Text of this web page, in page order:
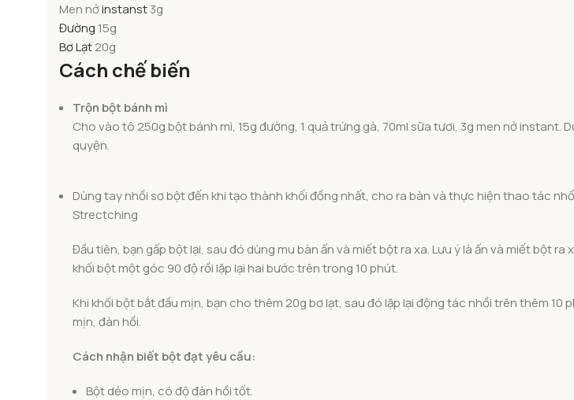
Men nởinstanst3g
Đường 15g
Bơ Lạt20g
Cách chế biến
Trộn bột bánh mì
Cho vào tô 250g bột bánh mì, 15g đường, 1 quả trứng gà, 70ml sữa tươi, 3g men nở instant.
quyện.
Dùng tay nhồi sơ bột đến khi tạo thành khối đồng nhất, cho ra bàn và thực hiện thao tác
Strectching
Đầu tiên, bạn gấp bột lại, sau đó dùng mu bàn ấn và miết bột ra xa. Lưu ý là ấn và miết bột
khối bột một góc 90 độ rồi lặp lại hai bước trên trong 10 phút.
Khi khối bột bắt đầu mịn, bạn cho thêm 20g bơ lạt, sau đó lặp lại động tác nhồi trên thêm 10
mịn, đàn hồi.
Cách nhận biết bột đạt yêu cầu:
Bột dẻo mịn, có độ đàn hồi tốt.